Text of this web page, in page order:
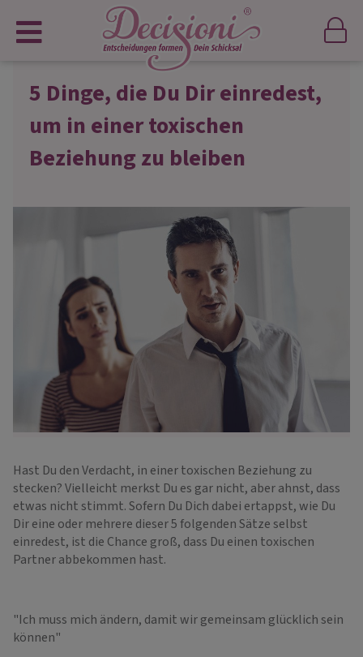
5 Dinge, die Du Dir einredest,
um in einer toxischen
Beziehung zu bleiben
Hast Du den Verdacht, in einer toxischen Beziehung zu
stecken? Vielleicht merkst Du es gar nicht, aber ahnst, dass
etwas nicht stimmt. Sofern Du Dich dabei ertappst, wie Du
Dir eine oder mehrere dieser 5 folgenden Sätze selbst
einredest, ist die Chance groß, dass Du einen toxischen
Partner abbekommen hast.
"Ich muss mich ändern, damit wir gemeinsam glücklich sein
können"